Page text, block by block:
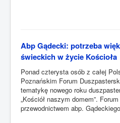
Abp Gądecki: potrzeba
świeckich w życie Kościoła
Ponad czterysta osób z całej
Poznańskim Forum
tematykę nowego roku
„Kościół naszym domem”.
przewodnictwem abp.